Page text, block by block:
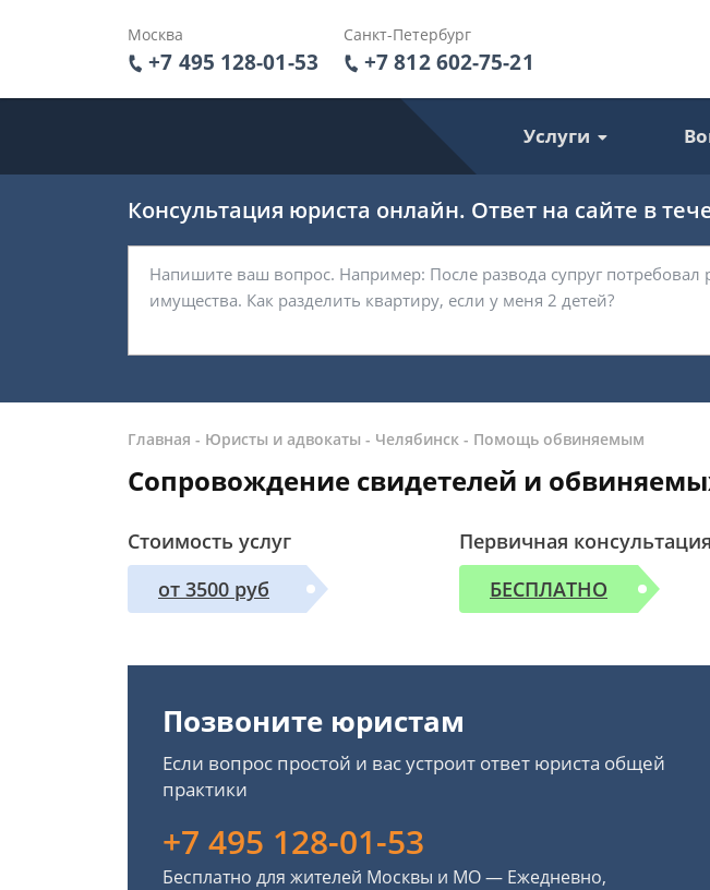
Москва
+7 495 128-01-53
Санкт-Петербург
+7 812 602-75-21
Услуги
Консультация юриста онлайн. Ответ на сайте в
Главная - Юристы и адвокаты - Челябинск - Помощь обвиняемым
Сопровождение свидетелей и
Стоимость услуг
от 3500 руб
Первичная
БЕСПЛАТНО
Позвоните юристам
Если вопрос простой и вас устроит ответ юриста общей
практики
+7 495 128-01-53
Бесплатно для жителей Москвы и МО — Ежедневно,